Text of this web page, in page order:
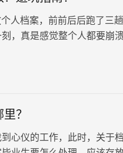
人档案，前前后后跑了三
，真是感觉整个人都要崩
？
心仪的工作，此时，关于